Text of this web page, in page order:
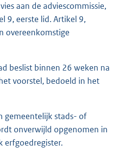
aan de adviescommissie,
9, eerste lid. Artikel 9,
overeenkomstige
beslist binnen 26 weken na
voorstel, bedoeld in het
gemeentelijk stads- of
onverwijld opgenomen in
erfgoedregister.